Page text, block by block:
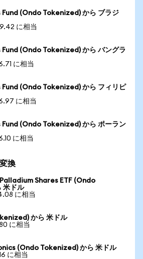
(Ondo Tokenized) から ブラジ
に相当
(Ondo Tokenized) から バングラ
に相当
(Ondo Tokenized) から フィリピ
に相当
(Ondo Tokenized) から ポーラン
に相当
換
Shares ETF (Ondo
米ドル
に相当
から 米ドル
に相当
(Ondo Tokenized) から 米ドル
に相当